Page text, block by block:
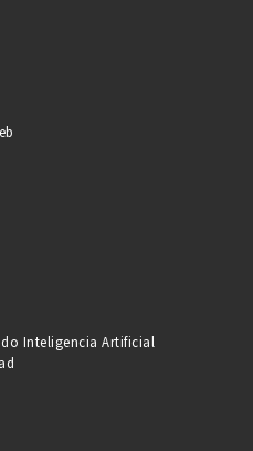
Inteligencia Artificial